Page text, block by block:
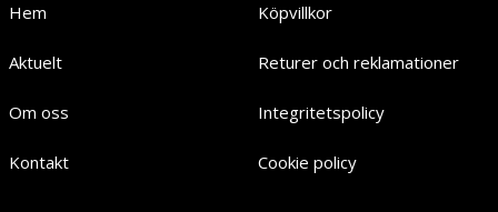
Hem
Aktuelt
Om oss
Kontakt
Köpvillkor
Returer och reklamationer
Integritetspolicy
Cookie policy